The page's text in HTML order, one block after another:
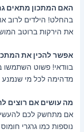
האם המתכון מתאים
בהחלט! הילדים לרוב
את הירקות ברוטב
אפשר להכין את
בוודאי! פשוט השתמשו
מדהימה לכל מי שנמנע
מה עושים אם רוצים
אם מתחשק לכם
נוספות כמו גרגרי